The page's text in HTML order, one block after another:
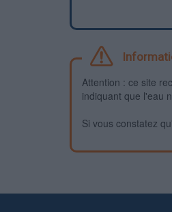
Attention : ce site
indiquant que l'eau
Si vous constatez